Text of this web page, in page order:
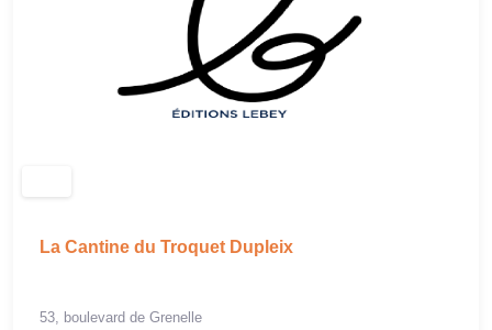
La Cantine du Troquet Dupleix
53, boulevard de Grenelle